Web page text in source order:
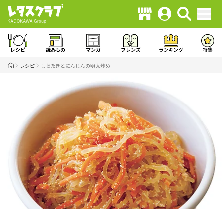
レシピ 読みもの マンガ フレンズ ランキング 特集
レシピ しらたきとにんじんの明太炒め